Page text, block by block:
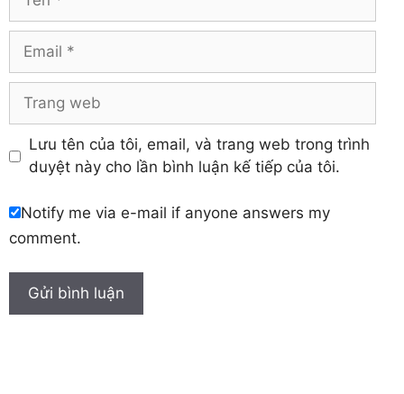
Hưng Yên
Khánh Hòa
Email
Trang
Lưu tên của tôi, email, và trang web trong trình
duyệt này cho lần bình luận kế tiếp của tôi.
Notify me via e-mail if anyone answers my
comment.